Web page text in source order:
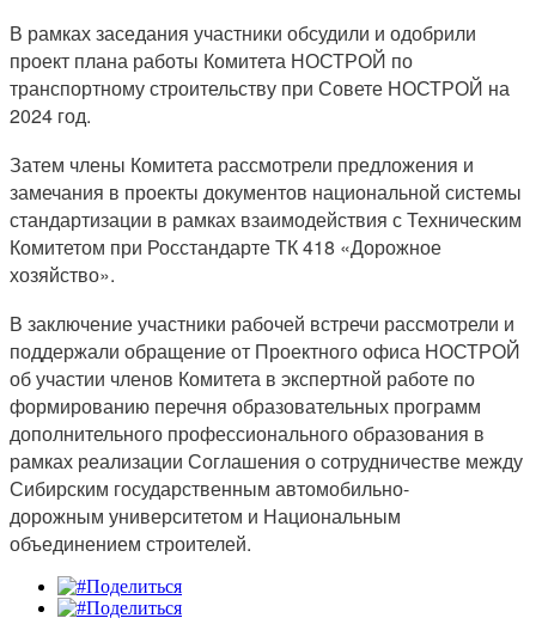
В рамках заседания участники обсудили и одобрили
проект плана работы Комитета НОСТРОЙ по
транспортному строительству при Совете НОСТРОЙ на
2024 год.
Затем члены Комитета рассмотрели предложения и
замечания в проекты документов национальной системы
стандартизации в рамках взаимодействия с Техническим
Комитетом при Росстандарте ТК 418 «Дорожное
хозяйство».
В заключение участники рабочей встречи рассмотрели и
поддержали обращение от Проектного офиса НОСТРОЙ
об участии членов Комитета в экспертной работе по
формированию перечня образовательных программ
дополнительного профессионального образования в
рамках реализации Соглашения о сотрудничестве между
Сибирским государственным автомобильно-
дорожным университетом и Национальным
объединением строителей.
Поделиться
Поделиться